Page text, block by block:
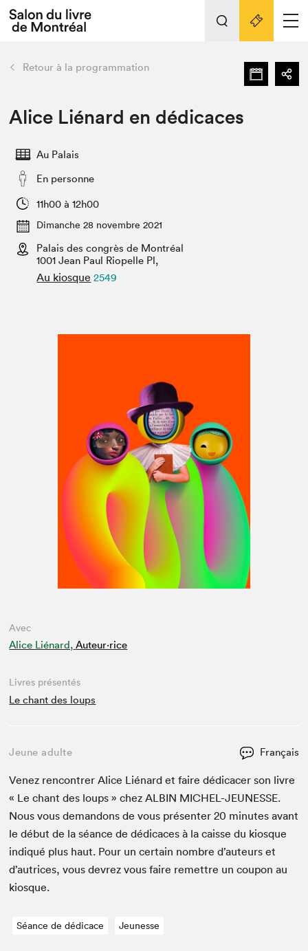
Espace exposant⋅e⋅s
Espace enseignant·e·s
L'événement
Préparer sa visite au Salon
Actualités
SLM PRO
retour Nos activités
Préparer sa visite
Salon au Palais
Projets partenaires
Liens pratiques
Retour à la programmation
Alice Liénard en dédicaces
Au Palais
En personne
11h00 à 12h00
Dimanche 28 novembre 2021
Palais des congrès de Montréal
1001 Jean Paul Riopelle Pl,
Au kiosque 2549
Avec
Alice Liénard, Auteur·rice
Livres présentés
Le chant des loups
Jeune adulte Français
Venez ren­con­tr­er Alice Lié­nard et faire dédi­cac­er son livre
« Le chant des loups » chezALBIN MICHEL-JEUNESSE.
Nous vous deman­dons de vous présen­ter20 min­utes avant
le début de la séance de dédi­caces à la caisse du kiosque
indiqué plus haut. Pour un cer­tain nom­bre d’auteurs et
d’autrices, vous devrez vous faire remet­tre un coupon au
kiosque.
Séance de dédicace Jeunesse